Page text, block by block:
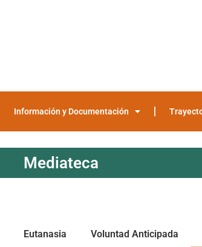
Información y Documentación
Mediateca
Eutanasia Voluntad Anticipada